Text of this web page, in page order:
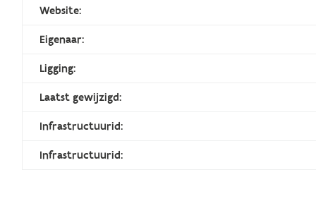
Website:
Eigenaar:
Ligging:
Laatst gewijzigd:
Infrastructuurid:
Infrastructuurid: